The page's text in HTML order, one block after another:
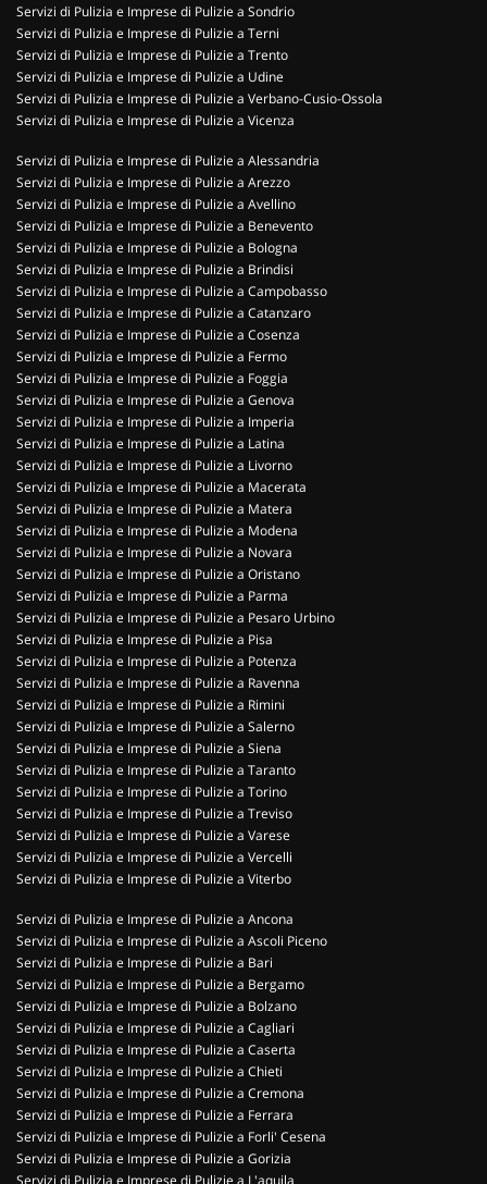
Servizi di Pulizia e Imprese di Pulizie a Sondrio
Servizi di Pulizia e Imprese di Pulizie a Terni
Servizi di Pulizia e Imprese di Pulizie a Trento
Servizi di Pulizia e Imprese di Pulizie a Udine
Servizi di Pulizia e Imprese di Pulizie a Verbano-Cusio-Ossola
Servizi di Pulizia e Imprese di Pulizie a Vicenza
Servizi di Pulizia e Imprese di Pulizie a Alessandria
Servizi di Pulizia e Imprese di Pulizie a Arezzo
Servizi di Pulizia e Imprese di Pulizie a Avellino
Servizi di Pulizia e Imprese di Pulizie a Benevento
Servizi di Pulizia e Imprese di Pulizie a Bologna
Servizi di Pulizia e Imprese di Pulizie a Brindisi
Servizi di Pulizia e Imprese di Pulizie a Campobasso
Servizi di Pulizia e Imprese di Pulizie a Catanzaro
Servizi di Pulizia e Imprese di Pulizie a Cosenza
Servizi di Pulizia e Imprese di Pulizie a Fermo
Servizi di Pulizia e Imprese di Pulizie a Foggia
Servizi di Pulizia e Imprese di Pulizie a Genova
Servizi di Pulizia e Imprese di Pulizie a Imperia
Servizi di Pulizia e Imprese di Pulizie a Latina
Servizi di Pulizia e Imprese di Pulizie a Livorno
Servizi di Pulizia e Imprese di Pulizie a Macerata
Servizi di Pulizia e Imprese di Pulizie a Matera
Servizi di Pulizia e Imprese di Pulizie a Modena
Servizi di Pulizia e Imprese di Pulizie a Novara
Servizi di Pulizia e Imprese di Pulizie a Oristano
Servizi di Pulizia e Imprese di Pulizie a Parma
Servizi di Pulizia e Imprese di Pulizie a Pesaro Urbino
Servizi di Pulizia e Imprese di Pulizie a Pisa
Servizi di Pulizia e Imprese di Pulizie a Potenza
Servizi di Pulizia e Imprese di Pulizie a Ravenna
Servizi di Pulizia e Imprese di Pulizie a Rimini
Servizi di Pulizia e Imprese di Pulizie a Salerno
Servizi di Pulizia e Imprese di Pulizie a Siena
Servizi di Pulizia e Imprese di Pulizie a Taranto
Servizi di Pulizia e Imprese di Pulizie a Torino
Servizi di Pulizia e Imprese di Pulizie a Treviso
Servizi di Pulizia e Imprese di Pulizie a Varese
Servizi di Pulizia e Imprese di Pulizie a Vercelli
Servizi di Pulizia e Imprese di Pulizie a Viterbo
Servizi di Pulizia e Imprese di Pulizie a Ancona
Servizi di Pulizia e Imprese di Pulizie a Ascoli Piceno
Servizi di Pulizia e Imprese di Pulizie a Bari
Servizi di Pulizia e Imprese di Pulizie a Bergamo
Servizi di Pulizia e Imprese di Pulizie a Bolzano
Servizi di Pulizia e Imprese di Pulizie a Cagliari
Servizi di Pulizia e Imprese di Pulizie a Caserta
Servizi di Pulizia e Imprese di Pulizie a Chieti
Servizi di Pulizia e Imprese di Pulizie a Cremona
Servizi di Pulizia e Imprese di Pulizie a Ferrara
Servizi di Pulizia e Imprese di Pulizie a Forli' Cesena
Servizi di Pulizia e Imprese di Pulizie a Gorizia
Servizi di Pulizia e Imprese di Pulizie a L'aquila